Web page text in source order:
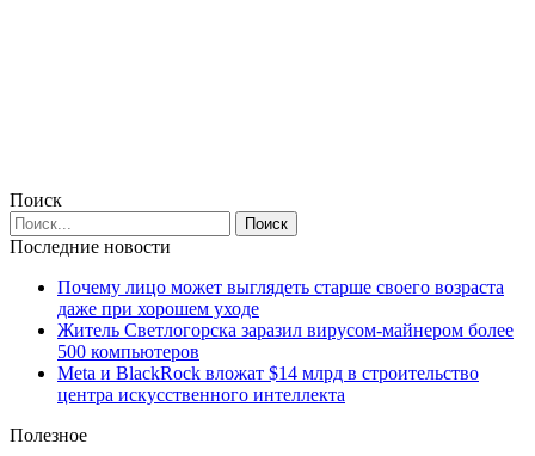
Поиск
Последние новости
Почему лицо может выглядеть старше своего возраста
даже при хорошем уходе
Житель Светлогорска заразил вирусом-майнером более
500 компьютеров
Meta и BlackRock вложат $14 млрд в строительство
центра искусственного интеллекта
Полезное